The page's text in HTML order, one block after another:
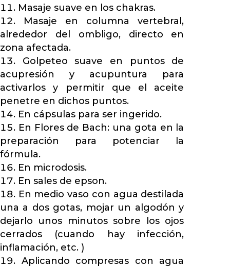
Masaje suave en los chakras.
Masaje en columna vertebral,
alrededor del ombligo, directo en
zona afectada.
Golpeteo suave en puntos de
acupresión y acupuntura para
activarlos y permitir que el aceite
penetre en dichos puntos.
En cápsulas para ser ingerido.
En Flores de Bach: una gota en la
preparación para potenciar la
fórmula.
En microdosis.
En sales de epson.
En medio vaso con agua destilada
una a dos gotas, mojar un algodón y
dejarlo unos minutos sobre los ojos
cerrados (cuando hay infección,
inflamación, etc. )
Aplicando compresas con agua